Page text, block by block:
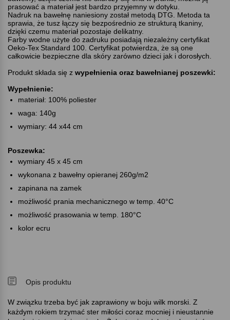
prasować a materiał jest bardzo przyjemny w dotyku.
Nadruk na bawełnę naniesiony został metodą DTG. Metoda ta
sprawia, że tusz łączy się bezpośrednio ze strukturą tkaniny,
dzięki czemu materiał pozostaje delikatny.
Farby wodne użyte do zadruku posiadają niezależny certyfikat
Oeko-Tex Standard 100. Certyfikat potwierdza, że są one
całkowicie bezpieczne dla skóry zarówno dzieci jak i dorosłych.
Produkt składa się z wypełnienia oraz bawełnianej poszewki:
Wypełnienie:
materiał: 100% poliester
waga: 140g
wymiary: 44 x44 cm
Poszewka:
wymiary 45 x 45 cm
wykonana z bawełny opieranej 260g/m2
zapinana na zamek
możliwość prania mechanicznego w temp. 40°C
możliwość prasowania w temp. 180°C
kolor ecru
Opis produktu
W związku trzeba być jak zaprawiony w boju wilk morski. Z
każdym rokiem trzymać ster miłości coraz mocniej i nieustannie